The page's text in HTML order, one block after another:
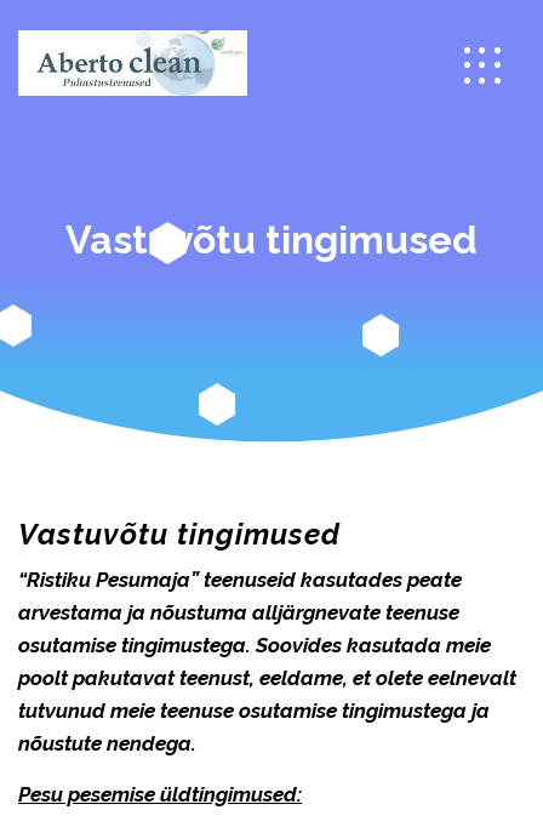
Vastuvõtu tingimused
Vastuvõtu tingimused
“Ristiku Pesumaja” teenuseid kasutades peate
arvestama ja nõustuma alljärgnevate teenuse
osutamise tingimustega. Soovides kasutada meie
poolt pakutavat teenust, eeldame, et olete eelnevalt
tutvunud meie teenuse osutamise tingimustega ja
nõustute nendega.
Pesu pesemise üldtingimused: